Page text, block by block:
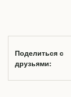
Поделиться с
друзьями: